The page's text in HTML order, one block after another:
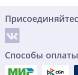
Способы оплаты